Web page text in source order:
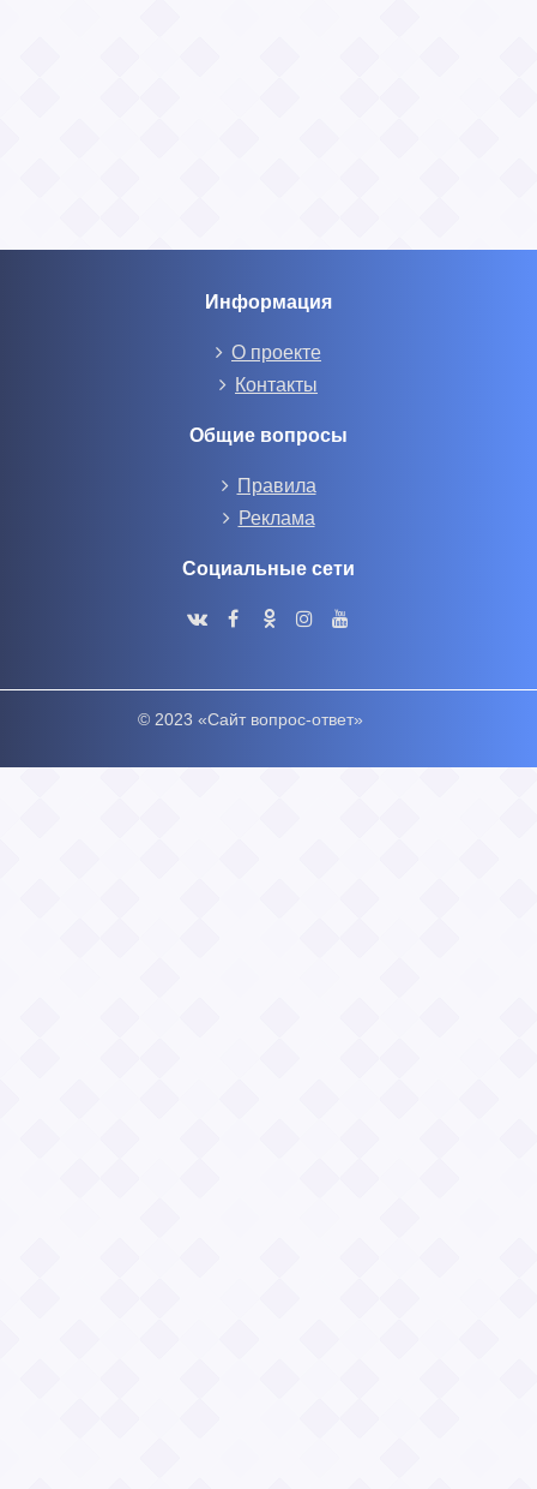
Информация
О проекте
Контакты
Общие вопросы
Правила
Реклама
Социальные сети
© 2023 «Сайт вопрос-ответ»